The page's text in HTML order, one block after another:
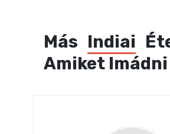
Más Indiai
Amiket Imádni